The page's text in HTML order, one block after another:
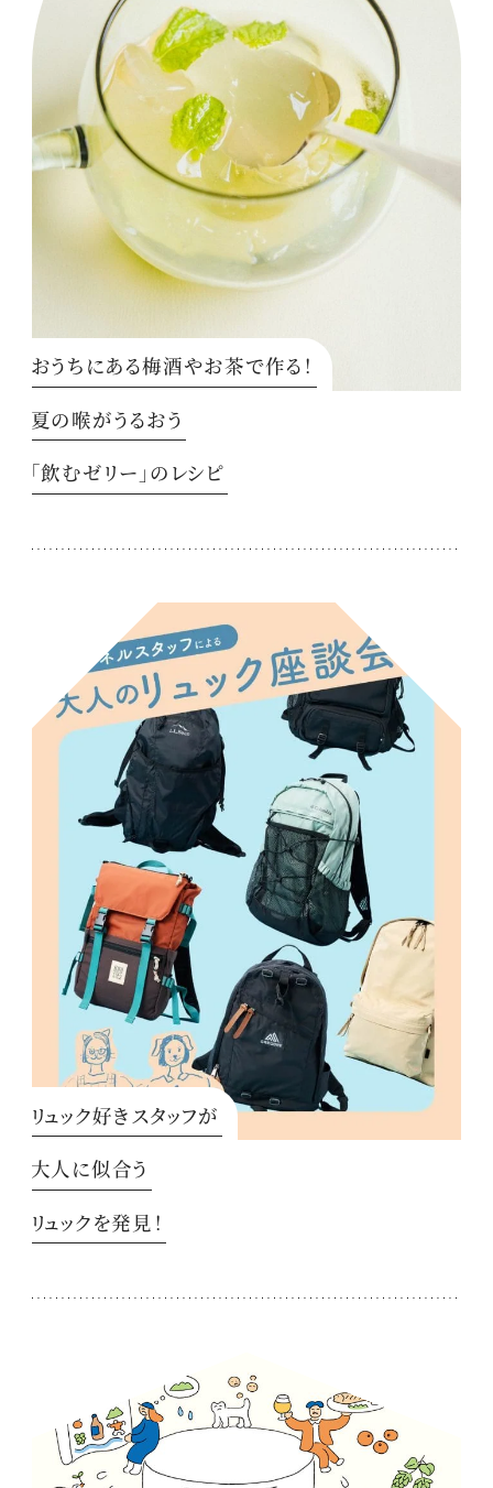
おうちにある梅酒やお茶で作る！
夏の喉がうるおう
「飲むゼリー」のレシピ
リュック好きスタッフが
大人に似合う
リュックを発見！